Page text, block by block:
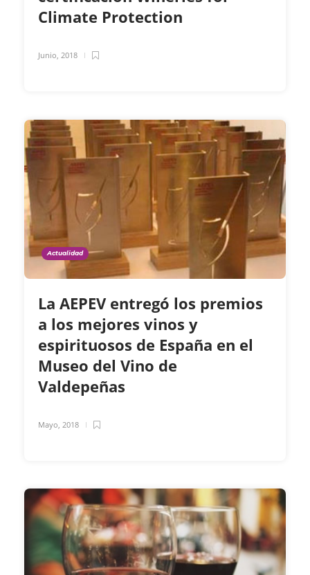
Climate Protection
Junio, 2018
Actualidad
La AEPEV entregó los premios
a los mejores vinos y
espirituosos de España en el
Museo del Vino de
Valdepeñas
Mayo, 2018